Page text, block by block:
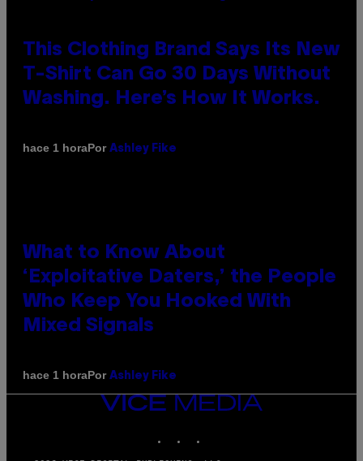
This Clothing Brand Says Its New
T-Shirt Can Go 30 Days Without
Washing. Here’s How It Works.
hace 1 horaPor Ashley Fike
What to Know About
‘Exploitative Daters,’ the People
Who Keep You Hooked With
Mixed Signals
hace 1 horaPor Ashley Fike
VICE
MEDIA